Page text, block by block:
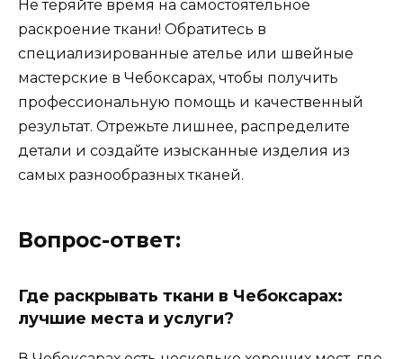
Не теряйте время на самостоятельное
раскроение ткани! Обратитесь в
специализированные ателье или швейные
мастерские в Чебоксарах, чтобы получить
профессиональную помощь и качественный
результат. Отрежьте лишнее, распределите
детали и создайте изысканные изделия из
самых разнообразных тканей.
Вопрос-ответ:
Где раскрывать ткани в Чебоксарах:
лучшие места и услуги?